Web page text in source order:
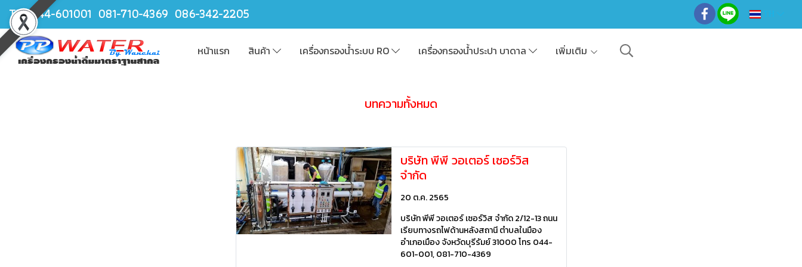
TEL.044-601001 081-710-4369 086-342-2205 TH
หน้าแรก สินค้า เครื่องกรองน้ำระบบ RO เครื่องกรองน้ำประปา บาดาล เพิ่มเติม
บทความทั้งหมด
บริษัท พีพี วอเตอร์ เซอร์วิส
จำกัด
20 ต.ค. 2565
บริษัท พีพี วอเตอร์ เซอร์วิส จำกัด 2/12-13 ถนน
เรียบทางรถไฟด้านหลังสถานี ตำบลในมือง
อำเภอเมือง จังหวัดบุรีรัมย์ 31000 โทร 044-
601-001, 081-710-4369